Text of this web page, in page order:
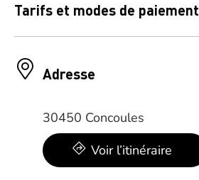
Tarifs et modes de paiement
Adresse
30450 Concoules
Voir l’itinéraire